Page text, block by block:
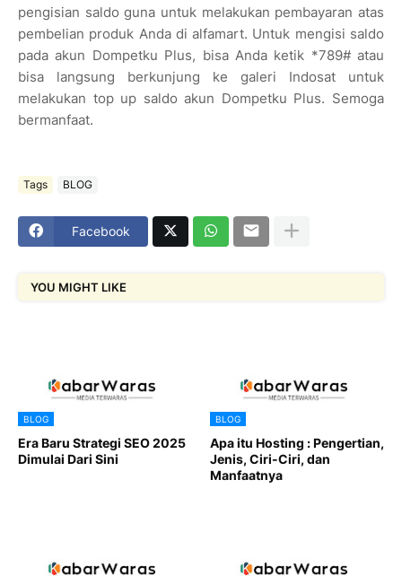
pengisian saldo guna untuk melakukan pembayaran atas
pembelian produk Anda di alfamart. Untuk mengisi saldo
pada akun Dompetku Plus, bisa Anda ketik *789# atau
bisa langsung berkunjung ke galeri Indosat untuk
melakukan top up saldo akun Dompetku Plus. Semoga
bermanfaat.
Tags BLOG
Facebook
YOU MIGHT LIKE
BLOG
Era Baru Strategi SEO 2025
Dimulai Dari Sini
BLOG
Apa itu Hosting : Pengertian,
Jenis, Ciri-Ciri, dan
Manfaatnya